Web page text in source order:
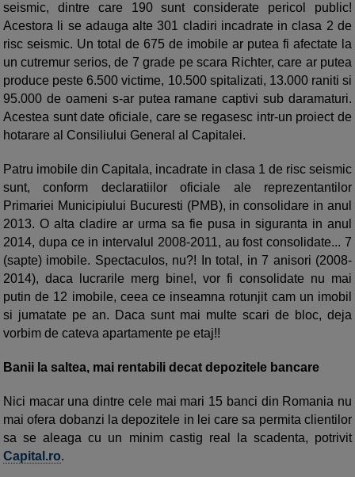
seismic, dintre care 190 sunt considerate pericol public!
Acestora li se adauga alte 301 cladiri incadrate in clasa 2 de
risc seismic. Un total de 675 de imobile ar putea fi afectate la
un cutremur serios, de 7 grade pe scara Richter, care ar putea
produce peste 6.500 victime, 10.500 spitalizati, 13.000 raniti si
95.000 de oameni s-ar putea ramane captivi sub daramaturi.
Acestea sunt date oficiale, care se regasesc intr-un proiect de
hotarare al Consiliului General al Capitalei.
Patru imobile din Capitala, incadrate in clasa 1 de risc seismic
sunt, conform declaratiilor oficiale ale reprezentantilor
Primariei Municipiului Bucuresti (PMB), in consolidare in anul
2013. O alta cladire ar urma sa fie pusa in siguranta in anul
2014, dupa ce in intervalul 2008-2011, au fost consolidate... 7
(sapte) imobile. Spectaculos, nu?! In total, in 7 anisori (2008-
2014), daca lucrarile merg bine!, vor fi consolidate nu mai
putin de 12 imobile, ceea ce inseamna rotunjit cam un imobil
si jumatate pe an. Daca sunt mai multe scari de bloc, deja
vorbim de cateva apartamente pe etaj!!
Banii la saltea, mai rentabili decat depozitele bancare
Nici macar una dintre cele mai mari 15 banci din Romania nu
mai ofera dobanzi la depozitele in lei care sa permita clientilor
sa se aleaga cu un minim castig real la scadenta, potrivit
Capital.ro.